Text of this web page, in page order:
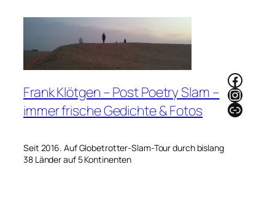
Frank Klötgen – Post Poetry Slam –
immer frische Gedichte & Fotos
Seit 2016. Auf Globetrotter-Slam-Tour durch bislang
38 Länder auf 5 Kontinenten
Link